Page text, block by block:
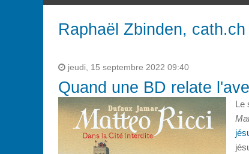
Raphaël Zbinden, cath.ch
jeudi, 15 septembre 2022 09:40
Quand une BD relate
Le